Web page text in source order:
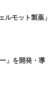
ルモット製薬」
」を開発・導